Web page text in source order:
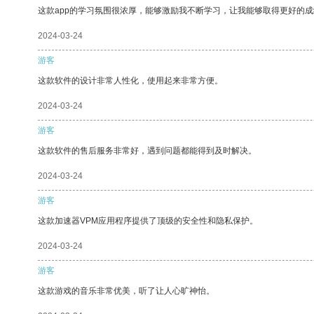
这款app的学习氛围很浓厚，能够激励我不断学习，让我能够取得更好的
2024-03-24
游客
这款软件的设计非常人性化，使用起来非常方便。
2024-03-24
游客
这款软件的售后服务非常好，遇到问题都能得到及时解决。
2024-03-24
游客
这款加速器VPM应用程序提供了顶级的安全性和隐私保护。
2024-03-24
游客
这款游戏的音乐非常优美，听了让人心旷神怡。